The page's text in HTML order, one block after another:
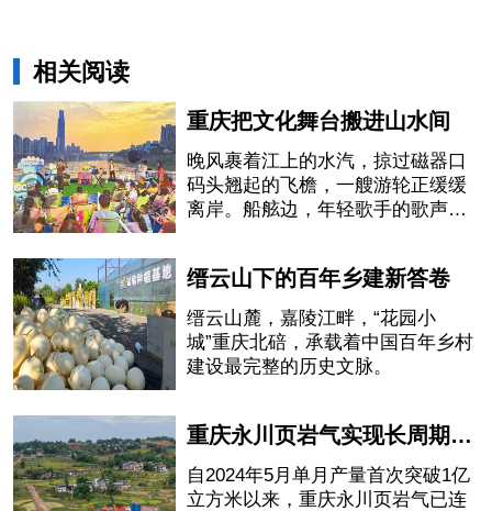
相关阅读
重庆把文化舞台搬进山水间
晚风裹着江上的水汽，掠过磁器口
码头翘起的飞檐，一艘游轮正缓缓
离岸。船舷边，年轻歌手的歌声刚
缙云山下的百年乡建新答卷
缙云山麓，嘉陵江畔，“花园小
城”重庆北碚，承载着中国百年乡村
建设最完整的历史文脉。
重庆永川页岩气实现长周期稳产增产
自2024年5月单月产量首次突破1亿
立方米以来，重庆永川页岩气已连